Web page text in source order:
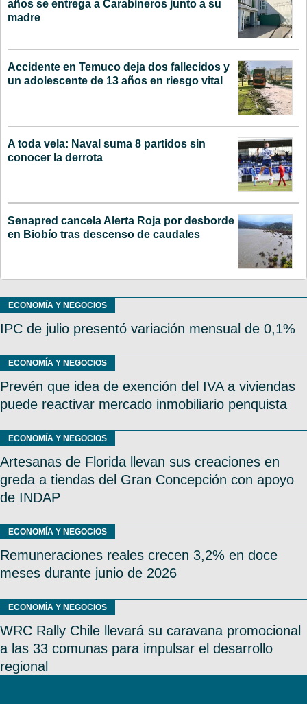
años se entrega a Carabineros junto a su
madre
Accidente en Temuco deja dos fallecidos y
un adolescente de 13 años en riesgo vital
A toda vela: Naval suma 8 partidos sin
conocer la derrota
Senapred cancela Alerta Roja por desborde
en Biobío tras descenso de caudales
ECONOMÍA Y NEGOCIOS
IPC de julio presentó variación mensual de 0,1%
ECONOMÍA Y NEGOCIOS
Prevén que idea de exención del IVA a viviendas
puede reactivar mercado inmobiliario penquista
ECONOMÍA Y NEGOCIOS
Artesanas de Florida llevan sus creaciones en
greda a tiendas del Gran Concepción con apoyo
de INDAP
ECONOMÍA Y NEGOCIOS
Remuneraciones reales crecen 3,2% en doce
meses durante junio de 2026
ECONOMÍA Y NEGOCIOS
WRC Rally Chile llevará su caravana promocional
a las 33 comunas para impulsar el desarrollo
regional